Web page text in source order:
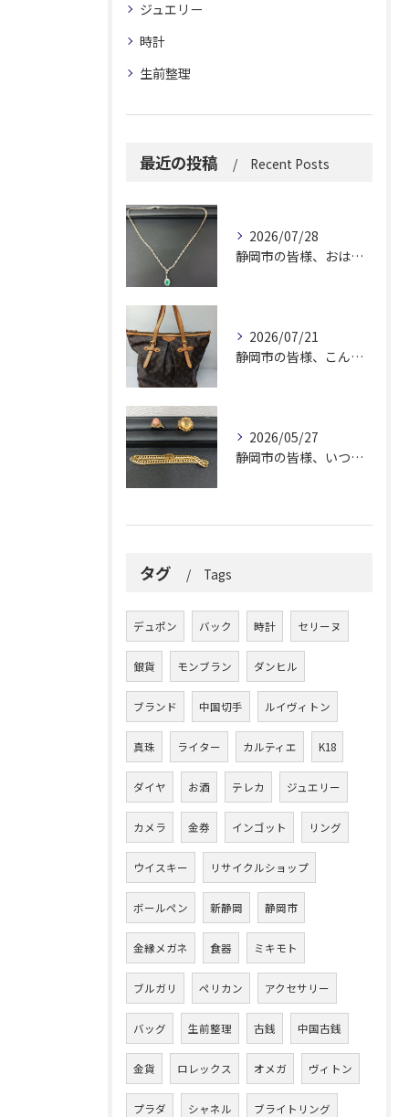
ジュエリー
時計
生前整理
最近の投稿 Recent Posts
2026/07/28
静岡市の皆様、おはようございます。
2026/07/21
静岡市の皆様、こんにちは！
2026/05/27
静岡市の皆様、いつも大変お世話になっております。
タグ Tags
デュポン バック 時計 セリーヌ
銀貨 モンブラン ダンヒル
ブランド 中国切手 ルイヴィトン
真珠 ライター カルティエ K18
ダイヤ お酒 テレカ ジュエリー
カメラ 金券 インゴット リング
ウイスキー リサイクルショップ
ボールペン 新静岡 静岡市
金縁メガネ 食器 ミキモト
ブルガリ ペリカン アクセサリー
バッグ 生前整理 古銭 中国古銭
金貨 ロレックス オメガ ヴィトン
プラダ シャネル ブライトリング